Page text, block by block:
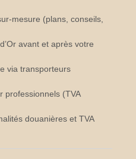
mesure (plans, conseils,
avant et après votre
via transporteurs
professionnels (TVA
douanières et TVA